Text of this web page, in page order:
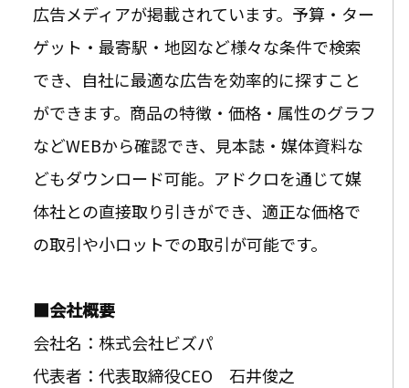
広告メディアが掲載されています。予算・ター
ゲット・最寄駅・地図など様々な条件で検索
でき、自社に最適な広告を効率的に探すこと
ができます。商品の特徴・価格・属性のグラフ
などWEBから確認でき、見本誌・媒体資料な
どもダウンロード可能。アドクロを通じて媒
体社との直接取り引きができ、適正な価格で
の取引や小ロットでの取引が可能です。
■会社概要
会社名：株式会社ビズパ
代表者：代表取締役CEO 石井俊之